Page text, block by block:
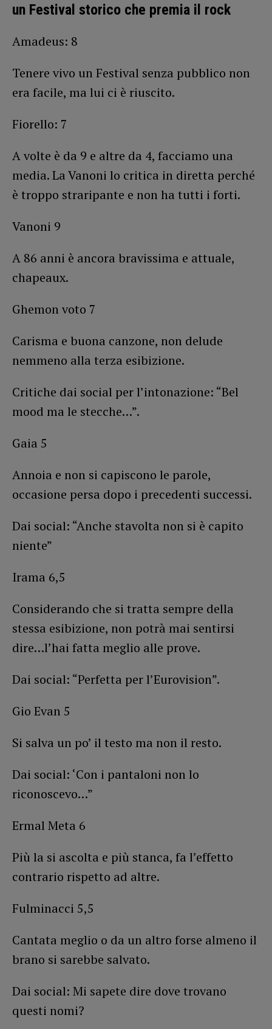
un Festival storico che premia il rock
Amadeus: 8
Tenere vivo un Festival senza pubblico non
era facile, ma lui ci è riuscito.
Fiorello: 7
A volte è da 9 e altre da 4, facciamo una
media. La Vanoni lo critica in diretta perché
è troppo straripante e non ha tutti i forti.
Vanoni 9
A 86 anni è ancora bravissima e attuale,
chapeaux.
Ghemon voto 7
Carisma e buona canzone, non delude
nemmeno alla terza esibizione.
Critiche dai social per l’intonazione: “Bel
mood ma le stecche…”.
Gaia 5
Annoia e non si capiscono le parole,
occasione persa dopo i precedenti successi.
Dai social: “Anche stavolta non si è capito
niente”
Irama 6,5
Considerando che si tratta sempre della
stessa esibizione, non potrà mai sentirsi
dire…l’hai fatta meglio alle prove.
Dai social: “Perfetta per l’Eurovision”.
Gio Evan 5
Si salva un po’ il testo ma non il resto.
Dai social: ‘Con i pantaloni non lo
riconoscevo…”
Ermal Meta 6
Più la si ascolta e più stanca, fa l’effetto
contrario rispetto ad altre.
Fulminacci 5,5
Cantata meglio o da un altro forse almeno il
brano si sarebbe salvato.
Dai social: Mi sapete dire dove trovano
questi nomi?